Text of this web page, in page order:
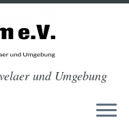
und Umgebung